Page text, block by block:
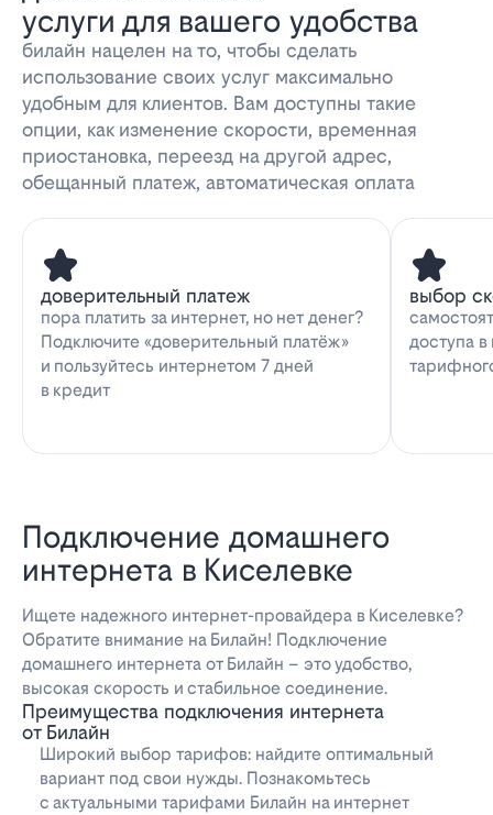
услуги для вашего удобства
билайн нацелен на то, чтобы сделать
использование своих услуг максимально
удобным для клиентов. Вам доступны такие
опции, как изменение скорости, временная
приостановка, переезд на другой адрес,
обещанный платеж, автоматическая оплата
доверительный платеж
пора платить за интернет, но нет денег?
Подключите «доверительный платёж»
и пользуйтесь интернетом 7 дней
в кредит
выбор
доступа
Подключение домашнего
интернета в Киселевке
Ищете надежного интернет-провайдера в Киселевке?
Обратите внимание на Билайн! Подключение
домашнего интернета от Билайн – это удобство,
высокая скорость и стабильное соединение.
Преимущества подключения интернета
от Билайн
Широкий выбор тарифов: найдите оптимальный
вариант под свои нужды. Познакомьтесь
с актуальными тарифами Билайн на интернет